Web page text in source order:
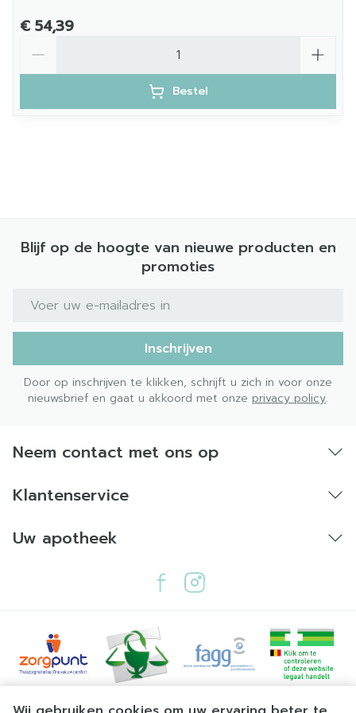
€ 54,39
Bestel
Blijf op de hoogte van nieuwe producten en
promoties
E-mail adres
Inschrijven
Door op inschrijven te klikken, schrijft u zich in voor onze
nieuwsbrief en gaat u akkoord met onze privacy policy.
Neem contact met ons op
Klantenservice
Uw apotheek
Juridische links